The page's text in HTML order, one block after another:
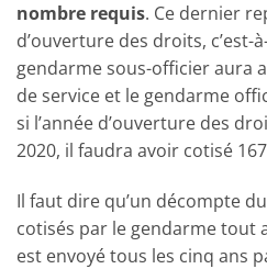
nombre requis. Ce dernier
d’ouverture des droits, c’est-
gendarme sous-officier aura
de service et le gendarme
si l’année d’ouverture des
2020, il faudra avoir cotisé
Il faut dire qu’un décompte
cotisés par le gendarme tout
est envoyé tous les cinq ans